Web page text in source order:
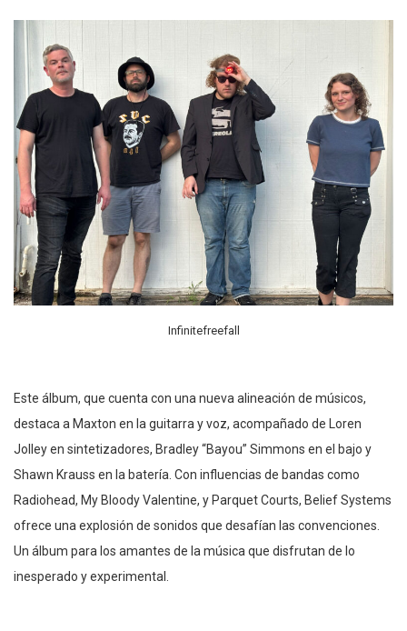
Infinitefreefall
Este álbum, que cuenta con una nueva alineación de músicos,
destaca a Maxton en la guitarra y voz, acompañado de Loren
Jolley en sintetizadores, Bradley “Bayou” Simmons en el bajo y
Shawn Krauss en la batería. Con influencias de bandas como
Radiohead, My Bloody Valentine, y Parquet Courts, Belief Systems
ofrece una explosión de sonidos que desafían las convenciones.
Un álbum para los amantes de la música que disfrutan de lo
inesperado y experimental.